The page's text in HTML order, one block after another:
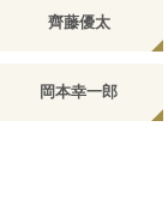
齊藤優太
岡本幸一郎